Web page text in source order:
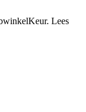
. Lees